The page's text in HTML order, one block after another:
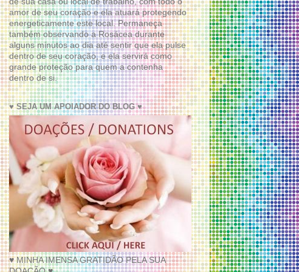
amor de seu coração e ela atuará protegendo
energeticamente este local. Permaneça
também observando a Rosácea durante
alguns minutos ao dia até sentir que ela pulse
dentro de seu coração, e ela servirá como
grande proteção para quem a contenha
dentro de si.
♥ SEJA UM APOIADOR DO BLOG ♥
♥ MINHA IMENSA GRATIDÃO PELA SUA